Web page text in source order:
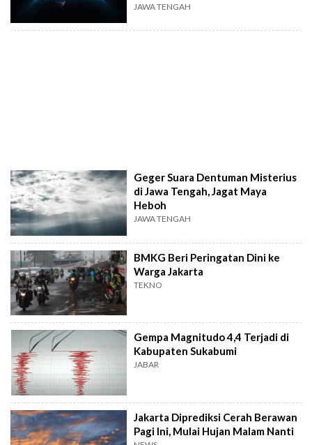
JAWA TENGAH
Geger Suara Dentuman Misterius
di Jawa Tengah, Jagat Maya
Heboh
JAWA TENGAH
BMKG Beri Peringatan Dini ke
Warga Jakarta
TEKNO
Gempa Magnitudo 4,4 Terjadi di
Kabupaten Sukabumi
JABAR
Jakarta Diprediksi Cerah Berawan
Pagi Ini, Mulai Hujan Malam Nanti